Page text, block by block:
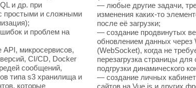
и др. при
простыми и сложными
и проблем на
микросервисов,
CI/CD, Docker
сообщений,
типа s3 хранилища и
которые
— любые другие задачи,
изменения каких-то
после её загрузки;
— создание продвинутых
обновлением данных через
(WebSocket), когда не
перезагрузка страницы для
подгрузки динамического
— создание личных
сайтов на Vue.js и других